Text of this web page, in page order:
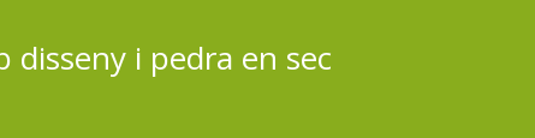
i pedra en sec